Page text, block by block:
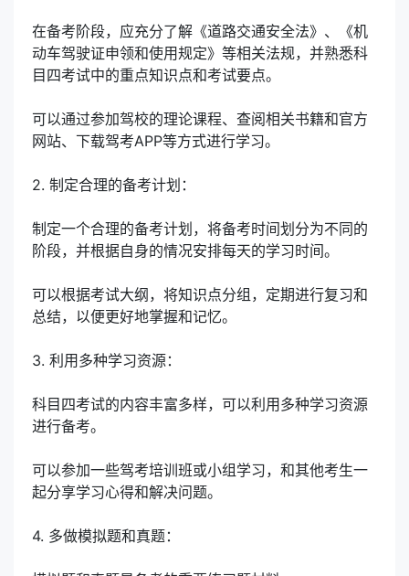
在备考阶段，应充分了解《道路交通安全法》、《机
动车驾驶证申领和使用规定》等相关法规，并熟悉科
目四考试中的重点知识点和考试要点。
可以通过参加驾校的理论课程、查阅相关书籍和官方
网站、下载驾考APP等方式进行学习。
2. 制定合理的备考计划：
制定一个合理的备考计划，将备考时间划分为不同的
阶段，并根据自身的情况安排每天的学习时间。
可以根据考试大纲，将知识点分组，定期进行复习和
总结，以便更好地掌握和记忆。
3. 利用多种学习资源：
科目四考试的内容丰富多样，可以利用多种学习资源
进行备考。
可以参加一些驾考培训班或小组学习，和其他考生一
起分享学习心得和解决问题。
4. 多做模拟题和真题：